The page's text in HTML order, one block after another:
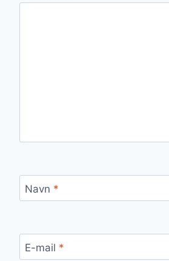
Navn *
E-mail *